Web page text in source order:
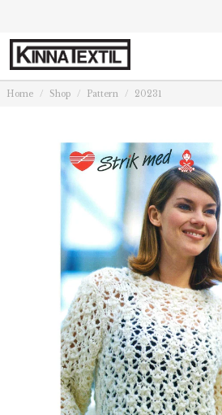
Home Shop Pattern 20231